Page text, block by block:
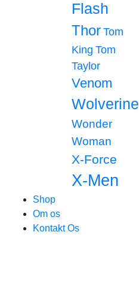
Flash
Thor Tom
King Tom
Taylor
Venom
Wolverine
Wonder
Woman
X-Force
X-Men
Shop
Om os
Kontakt Os